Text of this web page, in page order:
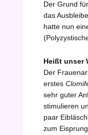
Der Grund
das
hatte nun
Heißt unser
Der
erstes
sehr guter
stimulieren
paar
zum